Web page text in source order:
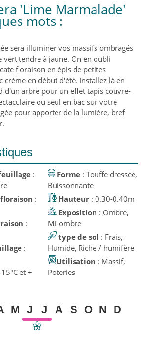
'Lime Marmalade'
mots :
sera illuminer vos massifs ombragés
vert tendre à jaune. On en oubli
floraison en épis de petites
crème en début d'été. Installez là en
d'un arbre pour un effet tapis couvre-
ou seul en bac sur votre
pour apporter de la lumière, bref
:
:
:
:
15°C et +
Forme: Touffe dressée,
Buissonnante
Hauteur: 0.30-0.40m
Exposition : Ombre,
Mi-ombre
type de sol : Frais,
Humide, Riche / humifère
Utilisation : Massif,
Poteries
M J J A S O N D